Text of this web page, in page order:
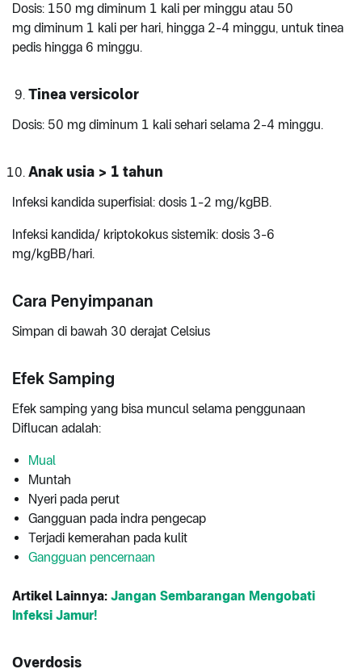
Dosis: 150 mg diminum 1 kali per minggu atau 50
mg diminum 1 kali per hari, hingga 2-4 minggu, untuk tinea
pedis hingga 6 minggu.
Tinea versicolor
Dosis: 50 mg diminum 1 kali sehari selama 2-4 minggu.
Anak usia > 1 tahun
Infeksi kandida superfisial: dosis 1-2 mg/kgBB.
Infeksi kandida/ kriptokokus sistemik: dosis 3-6
mg/kgBB/hari.
Cara Penyimpanan
Simpan di bawah 30 derajat Celsius
Efek Samping
Efek samping yang bisa muncul selama penggunaan
Diflucan adalah:
Mual
Muntah
Nyeri pada perut
Gangguan pada indra pengecap
Terjadi kemerahan pada kulit
Gangguan pencernaan
Artikel Lainnya: Jangan Sembarangan Mengobati
Infeksi Jamur!
Overdosis